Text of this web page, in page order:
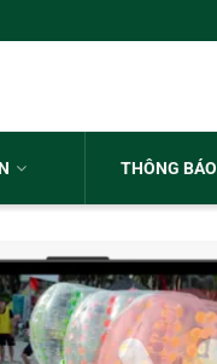
THÔNG BÁO